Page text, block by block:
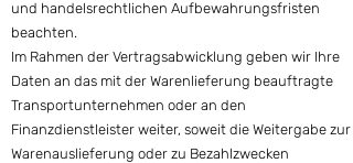
und handelsrechtlichen Aufbewahrungsfristen
beachten.
Im Rahmen der Vertragsabwicklung geben wir Ihre
Daten an das mit der Warenlieferung beauftragte
Transportunternehmen oder an den
Finanzdienstleister weiter, soweit die Weitergabe zur
Warenauslieferung oder zu Bezahlzwecken